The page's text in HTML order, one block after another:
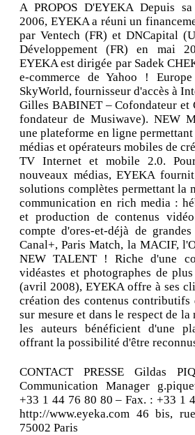
A PROPOS D'EYEKA Depuis
2006, EYEKA a réuni un
par Ventech (FR) et DNCapital
Développement (FR) en mai
EYEKA est dirigée par Sadek
e-commerce de Yahoo !
SkyWorld, fournisseur d'accès à
Gilles BABINET – Cofondateur et
fondateur de Musiwave). NEW
une plateforme en ligne
médias et opérateurs mobiles de
TV Internet et mobile 2.0.
nouveaux médias, EYEKA
solutions complètes permettant la
communication en rich media :
et production de contenus
compte d'ores-et-déjà de
Canal+, Paris Match, la MACIF,
NEW TALENT ! Riche d'une
vidéastes et photographes de
(avril 2008), EYEKA offre à ses
création des contenus contributifs
sur mesure et dans le respect de
les auteurs bénéficient d'une
offrant la possibilité d'être
CONTACT PRESSE Gildas
Communication Manager
+33 1 44 76 80 80 – Fax. : +33 1
http://www.eyeka.com 46 bis,
75002 Paris